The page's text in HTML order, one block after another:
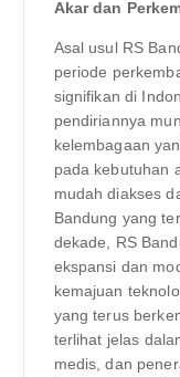
Akar dan
Asal usul RS
periode
signifikan di
pendiriannya
kelembagaan
pada kebutuhan
mudah diakses
Bandung yang
dekade, RS
ekspansi dan
kemajuan
yang terus
terlihat jelas
medis, dan